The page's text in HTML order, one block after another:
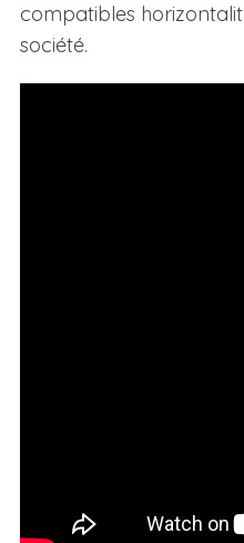
compatibles
société.